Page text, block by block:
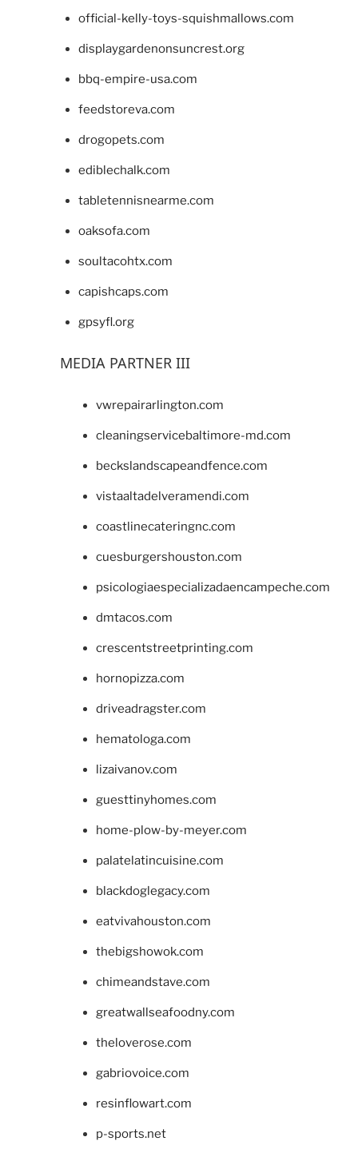
official-kelly-toys-squishmallows.com
displaygardenonsuncrest.org
bbq-empire-usa.com
feedstoreva.com
drogopets.com
ediblechalk.com
tabletennisnearme.com
oaksofa.com
soultacohtx.com
capishcaps.com
gpsyfl.org
MEDIA PARTNER III
vwrepairarlington.com
cleaningservicebaltimore-md.com
beckslandscapeandfence.com
vistaaltadelveramendi.com
coastlinecateringnc.com
cuesburgershouston.com
psicologiaespecializadaencampeche.com
dmtacos.com
crescentstreetprinting.com
hornopizza.com
driveadragster.com
hematologa.com
lizaivanov.com
guesttinyhomes.com
home-plow-by-meyer.com
palatelatincuisine.com
blackdoglegacy.com
eatvivahouston.com
thebigshowok.com
chimeandstave.com
greatwallseafoodny.com
theloverose.com
gabriovoice.com
resinflowart.com
p-sports.net